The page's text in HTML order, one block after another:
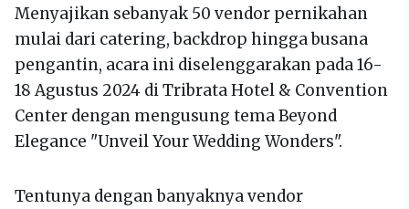
Menyajikan sebanyak 50 vendor pernikahan
mulai dari catering, backdrop hingga busana
pengantin, acara ini diselenggarakan pada 16-
18 Agustus 2024 di Tribrata Hotel & Convention
Center dengan mengusung tema Beyond
Elegance "Unveil Your Wedding Wonders".
Tentunya dengan banyaknya vendor